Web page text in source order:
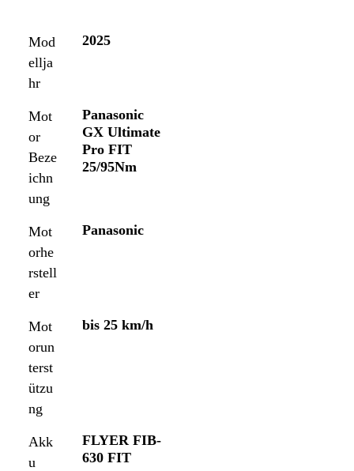
Mod
ellja
hr
2025
Mot
or
Beze
ichn
ung
Panasonic
GX Ultimate
Pro FIT
25/95Nm
Mot
orhe
rstell
er
Panasonic
Mot
orun
terst
ützu
ng
bis 25 km/h
Akk
u
FLYER FIB-
630 FIT